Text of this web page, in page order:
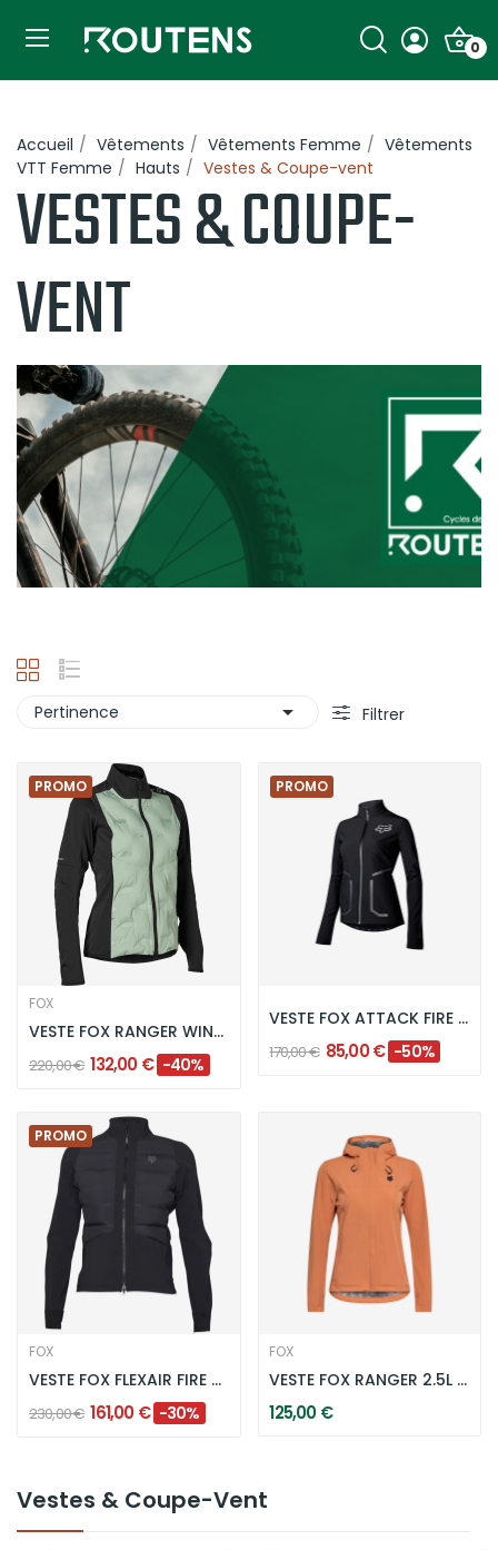
0
Accueil Vêtements Vêtements Femme
Vêtements
VTT Femme
Hauts Vestes & Coupe-vent
VESTES & COUPE-
VENT
Vestes & Coupe-Vent
Pertinence  Filtrer
PROMO
FOX
VESTE FOX RANGER WINDBLOC FIRE W NOIR/VERT D'EAU
220,00 € 132,00 € -40%
PROMO
VESTE FOX ATTACK FIRE SOFTSHELL W - NOIR
170,00 € 85,00 € -50%
PROMO
FOX
VESTE FOX FLEXAIR FIRE HYBRID W - NOIR
230,00 € 161,00 € -30%
FOX
VESTE FOX RANGER 2.5L WATER W CORAIL
125,00 €